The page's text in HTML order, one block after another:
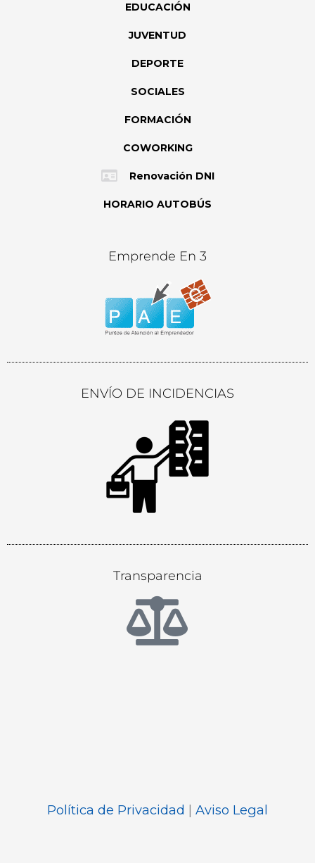
EDUCACIÓN
JUVENTUD
DEPORTE
SOCIALES
FORMACIÓN
COWORKING
Renovación DNI
HORARIO AUTOBÚS
Emprende En 3
ENVÍO DE INCIDENCIAS
Transparencia
Política de Privacidad | Aviso Legal